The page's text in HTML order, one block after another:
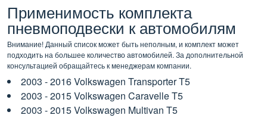
Применимость комплекта
пневмоподвески к автомобилям
Внимание! Данный список может быть неполным, и комплект может
подходить на большее количество автомобилей. За дополнительной
консультацией обращайтесь к менеджерам компании.
2003 - 2016 Volkswagen Transporter T5
2003 - 2015 Volkswagen Caravelle T5
2003 - 2015 Volkswagen Multivan T5